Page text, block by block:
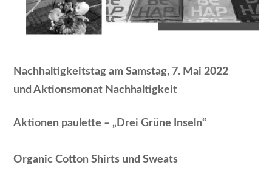
Nachhaltigkeitstag am Samstag, 7. Mai 2022
und Aktionsmonat Nachhaltigkeit
Aktionen paulette – „Drei Grüne Inseln“
Organic Cotton Shirts und Sweats